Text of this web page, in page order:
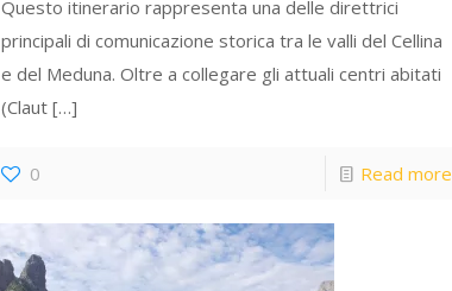
Questo itinerario rappresenta una delle direttrici
principali di comunicazione storica tra le valli del Cellina
e del Meduna. Oltre a collegare gli attuali centri abitati
(Claut […]
0 Read more